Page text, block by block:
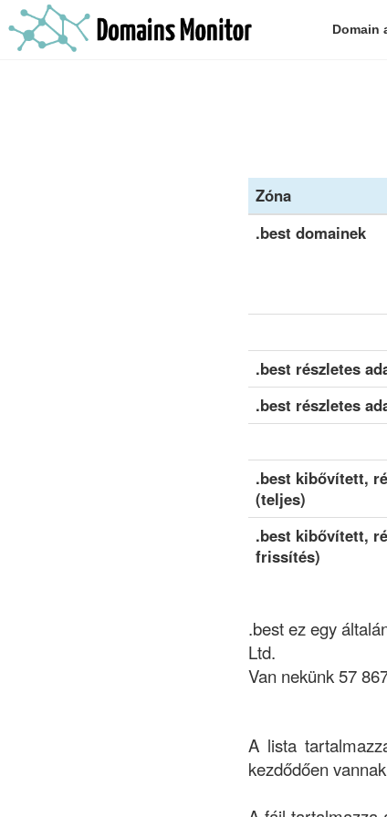
Domain
Zóna
.best domainek
.best részletes
.best részletes
.best kibővített,
(teljes)
.best kibővített,
frissítés)
.best ez egy
Ltd.
Van nekünk 57
A lista
kezdődően